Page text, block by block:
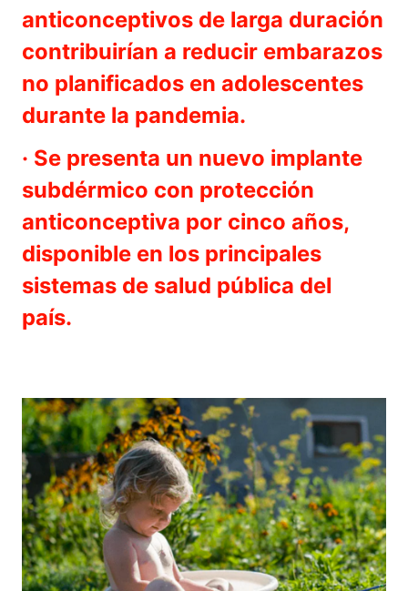
anticonceptivos de larga duración
contribuirían a reducir embarazos
no planificados en adolescentes
durante la pandemia.
· Se presenta un nuevo implante
subdérmico con protección
anticonceptiva por cinco años,
disponible en los principales
sistemas de salud pública del
país.